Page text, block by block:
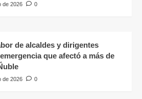
de 2026 0
de alcaldes y dirigentes
que afectó a más de
de 2026 0